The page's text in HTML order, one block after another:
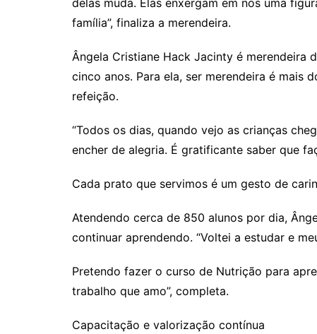
delas muda. Elas enxergam em nós uma
família”, finaliza a merendeira.
Ângela Cristiane Hack Jacinty é merendeira
cinco anos. Para ela, ser merendeira é mais
refeição.
“Todos os dias, quando vejo as crianças
encher de alegria. É gratificante saber que
Cada prato que servimos é um gesto de
Atendendo cerca de 850 alunos por dia,
continuar aprendendo. “Voltei a estudar e
Pretendo fazer o curso de Nutrição para
trabalho que amo”, completa.
Capacitação e valorização contínua